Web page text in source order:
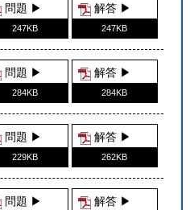
問題 ▶︎
247KB
解答 ▶︎
247KB
問題 ▶︎
284KB
解答 ▶︎
284KB
問題 ▶︎
229KB
解答 ▶︎
262KB
問題 ▶︎ 解答 ▶︎